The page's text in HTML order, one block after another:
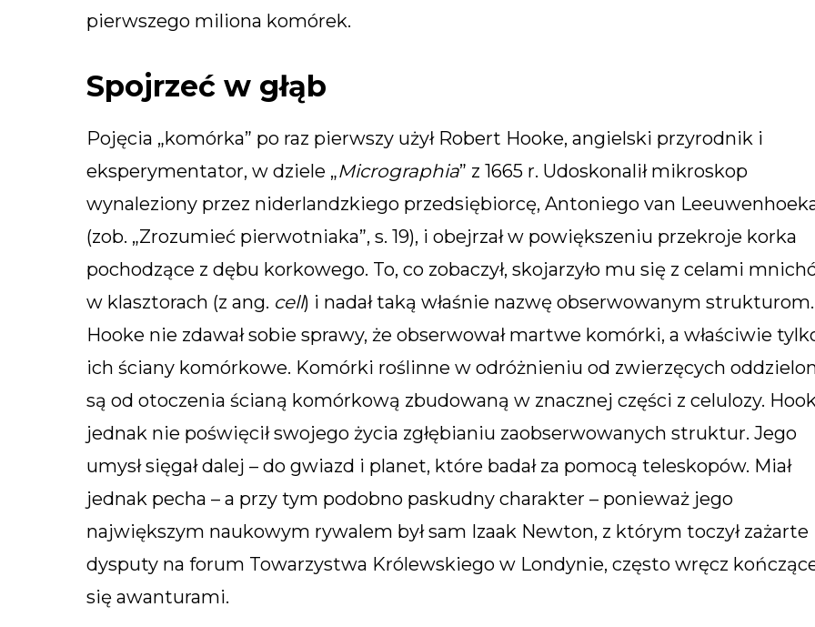
pierwszego miliona komórek.
Spojrzeć w głąb
Pojęcia „komórka” po raz pierwszy użył Robert Hooke, angielski przyrodnik i
eksperymentator, w dziele „Micrographia” z 1665 r. Udoskonalił mikroskop
wynaleziony przez niderlandzkiego przedsiębiorcę, Antoniego van
(zob. „Zrozumieć pierwotniaka”, s. 19), i obejrzał w powiększeniu przekroje korka
pochodzące z dębu korkowego. To, co zobaczył, skojarzyło mu się z celami
w klasztorach (z ang. cell) i nadał taką właśnie nazwę obserwowanym strukturom.
Hooke nie zdawał sobie sprawy, że obserwował martwe komórki, a właściwie
ich ściany komórkowe. Komórki roślinne w odróżnieniu od zwierzęcych
są od otoczenia ścianą komórkową zbudowaną w znacznej części z celulozy.
jednak nie poświęcił swojego życia zgłębianiu zaobserwowanych struktur. Jego
umysł sięgał dalej – do gwiazd i planet, które badał za pomocą teleskopów. Miał
jednak pecha – a przy tym podobno paskudny charakter – ponieważ jego
największym naukowym rywalem był sam Izaak Newton, z którym toczył zażarte
dysputy na forum Towarzystwa Królewskiego w Londynie, często wręcz
się awanturami.